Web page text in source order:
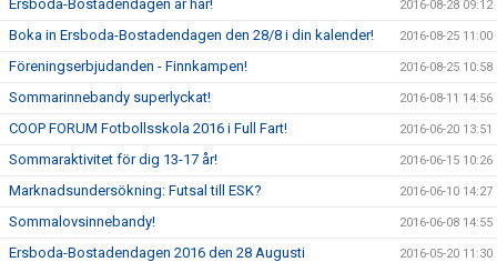
Ersboda-Bostadendagen är här! 2016-08-28 09:12
Boka in Ersboda-Bostadendagen den 28/8 i din kalender! 2016-08-25 11:00
Föreningserbjudanden - Finnkampen! 2016-08-25 10:58
Sommarinnebandy superlyckat! 2016-08-11 14:56
COOP FORUM Fotbollsskola 2016 i Full Fart! 2016-06-20 13:51
Sommaraktivitet för dig 13-17 år! 2016-06-15 10:26
Marknadsundersökning: Futsal till ESK? 2016-06-10 14:27
Sommalovsinnebandy! 2016-06-08 14:55
Ersboda-Bostadendagen 2016 den 28 Augusti 2016-05-20 11:30